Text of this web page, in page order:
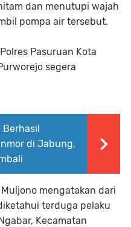
dan menutupi wajah
pompa air tersebut.
Pasuruan Kota
segera
Berhasil
di Jabung,
mengatakan dari
terduga pelaku
Kecamatan